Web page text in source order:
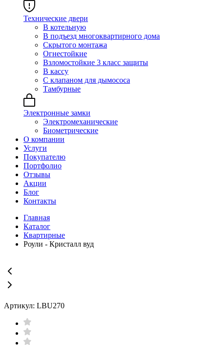
Технические двери
В котельную
В подъезд многоквартирного дома
Скрытого монтажа
Огнестойкие
Взломостойкие 3 класс защиты
В кассу
С клапаном для дымососа
Тамбурные
Электронные замки
Электромеханические
Биометрические
О компании
Услуги
Покупателю
Портфолио
Отзывы
Акции
Блог
Контакты
Главная
Каталог
Квартирные
Роули - Кристалл вуд
Артикул: LBU270